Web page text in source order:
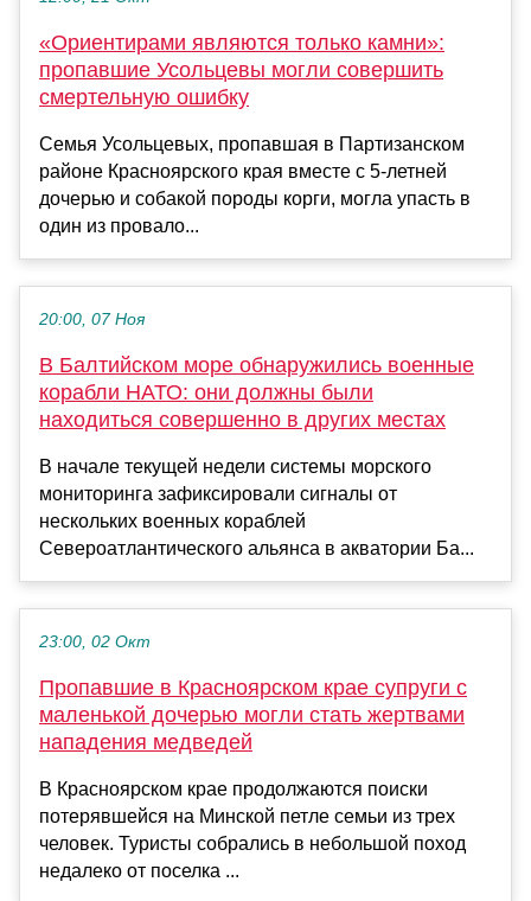
«Ориентирами являются только камни»:
пропавшие Усольцевы могли совершить
смертельную ошибку
Семья Усольцевых, пропавшая в Партизанском
районе Красноярского края вместе с 5-летней
дочерью и собакой породы корги, могла упасть в
один из провало...
20:00, 07 Ноя
В Балтийском море обнаружились военные
корабли НАТО: они должны были
находиться совершенно в других местах
В начале текущей недели системы морского
мониторинга зафиксировали сигналы от
нескольких военных кораблей
Североатлантического альянса в акватории Ба...
23:00, 02 Окт
Пропавшие в Красноярском крае супруги с
маленькой дочерью могли стать жертвами
нападения медведей
В Красноярском крае продолжаются поиски
потерявшейся на Минской петле семьи из трех
человек. Туристы собрались в небольшой поход
недалеко от поселка ...